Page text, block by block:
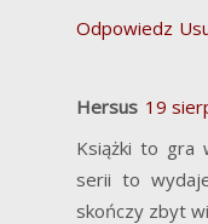
Odpowiedz
Hersus 19
Książki to gra
serii to
skończy zbyt